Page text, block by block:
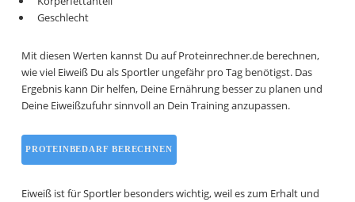
Geschlecht
Mit diesen Werten kannst Du auf Proteinrechner.de berechnen,
wie viel Eiweiß Du als Sportler ungefähr pro Tag benötigst. Das
Ergebnis kann Dir helfen, Deine Ernährung besser zu planen und
Deine Eiweißzufuhr sinnvoll an Dein Training anzupassen.
PROTEINBEDARF BERECHNEN
Eiweiß ist für Sportler besonders wichtig, weil es zum Erhalt und